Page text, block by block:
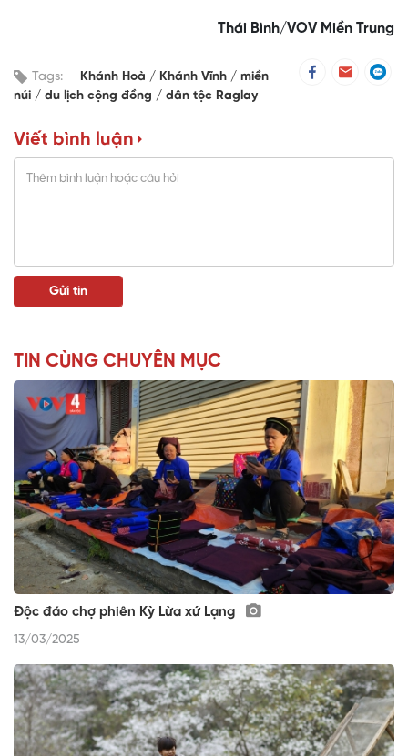
Thái Bình/VOV Miền Trung
Tags: Khánh Hoà Khánh Vĩnh
miền
núi
du lịch cộng đồng dân tộc Raglay
Viết bình luận
TIN CÙNG CHUYÊN MỤC
Độc đáo chợ phiên Kỳ Lừa xứ Lạng
13/03/2025